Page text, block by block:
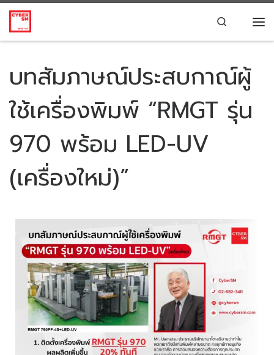
Skip to content Search
บทสัมภาษณ์ประสบกาณ์ผู้
ใช้เครื่องพิมพ์ “RMGT รุ่น
970 พร้อม LED-UV
(เครื่องใหม่)”